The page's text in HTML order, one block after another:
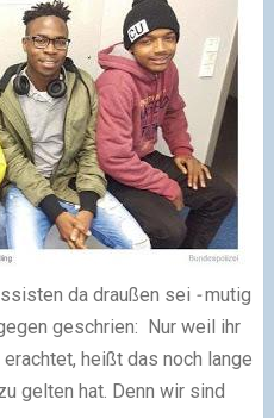
da draußen sei -mutig
geschrien: Nur weil ihr
heißt das noch lange
gelten hat. Denn wir sind